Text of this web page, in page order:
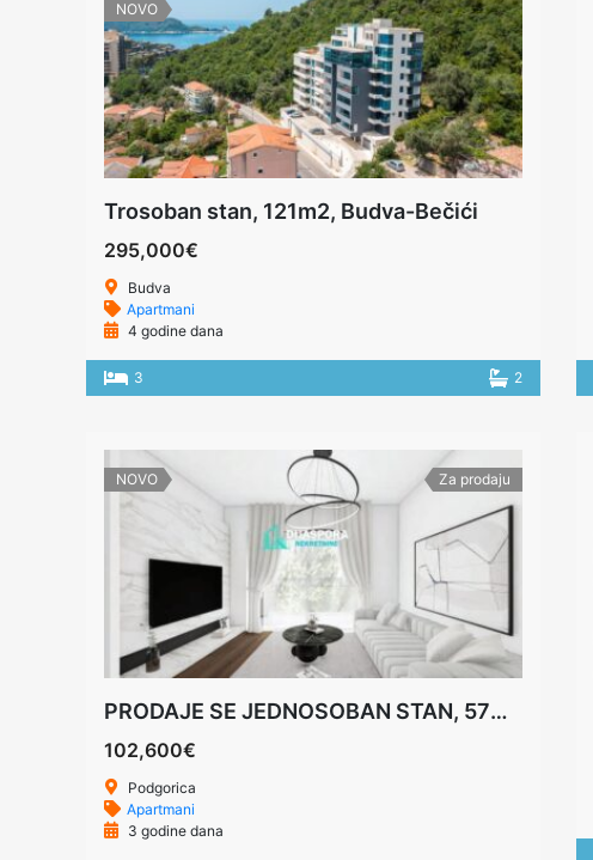
NOVO
Trosoban stan, 121m2, Budva-Bečići
295,000€
Budva
Apartmani
4 godine dana
3 2
NOVO Za prodaju
PRODAJE SE JEDNOSOBAN STAN, 57m2, PODGORICA
102,600€
Podgorica
Apartmani
3 godine dana